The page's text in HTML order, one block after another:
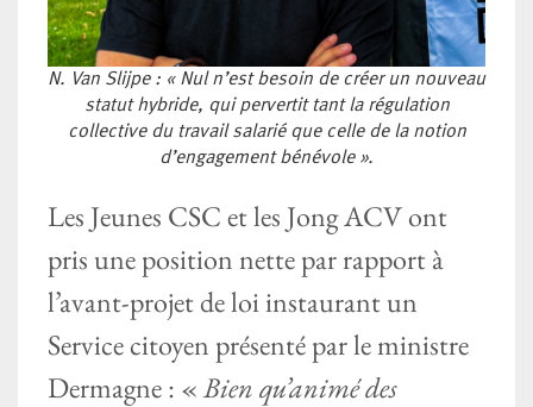
N. Van Slijpe : « Nul n’est besoin de créer un nouveau
statut hybride, qui pervertit tant la régulation
collective du travail salarié que celle de la notion
d’engagement bénévole ».
Les Jeunes CSC et les Jong ACV ont
pris une position nette par rapport à
l’avant-projet de loi instaurant un
Service citoyen présenté par le ministre
Dermagne : «Bien qu’animé des